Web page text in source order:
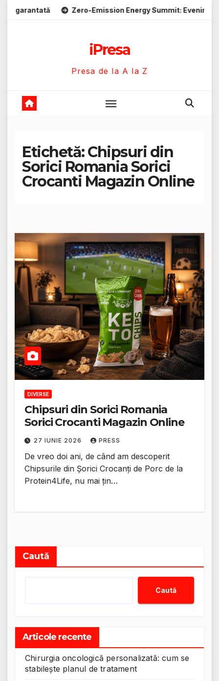
Zero-Emission Energy Summit: Evenimente
iPresa
Presa de la A la Z
Etichetă:Chipsuri din
Sorici Romania Sorici
Crocanti Magazin Online
DIVERSE
Chipsuri din Sorici Romania
Sorici Crocanti Magazin Online
27 IUNIE 2026 PRESS
De vreo doi ani, de când am descoperit
Chipsurile din Șorici Crocanți de Porc de la
Protein4Life, nu mai țin…
Caută
Caută
Articole recente
Chirurgia oncologică personalizată: cum se
stabilește planul de tratament